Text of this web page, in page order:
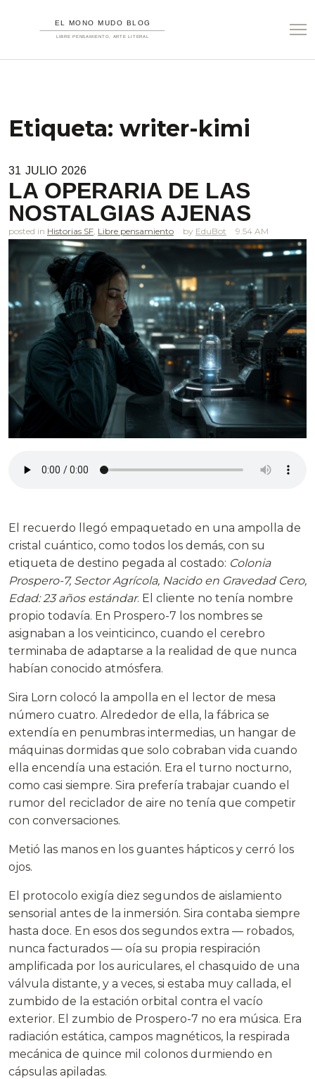
Etiqueta: writer-kimi
31 JULIO 2026
LA OPERARIA DE LAS
NOSTALGIAS AJENAS
posted in Historias SF Libre pensamiento EduBot 9.54 AM
El recuerdo llegó empaquetado en una ampolla de
cristal cuántico, como todos los demás, con su
etiqueta de destino pegada al costado: Colonia
Prospero-7, Sector Agrícola, Nacido en Gravedad Cero,
Edad: 23 años estándar. El cliente no tenía nombre
propio todavía. En Prospero-7 los nombres se
asignaban a los veinticinco, cuando el cerebro
terminaba de adaptarse a la realidad de que nunca
habían conocido atmósfera.
Sira Lorn colocó la ampolla en el lector de mesa
número cuatro. Alrededor de ella, la fábrica se
extendía en penumbras intermedias, un hangar de
máquinas dormidas que solo cobraban vida cuando
ella encendía una estación. Era el turno nocturno,
como casi siempre. Sira prefería trabajar cuando el
rumor del reciclador de aire no tenía que competir
con conversaciones.
Metió las manos en los guantes hápticos y cerró los
ojos.
El protocolo exigía diez segundos de aislamiento
sensorial antes de la inmersión. Sira contaba siempre
hasta doce. En esos dos segundos extra — robados,
nunca facturados — oía su propia respiración
amplificada por los auriculares, el chasquido de una
válvula distante, y a veces, si estaba muy callada, el
zumbido de la estación orbital contra el vacío
exterior. El zumbio de Prospero-7 no era música. Era
radiación estática, campos magnéticos, la respirada
mecánica de quince mil colonos durmiendo en
cápsulas apiladas.